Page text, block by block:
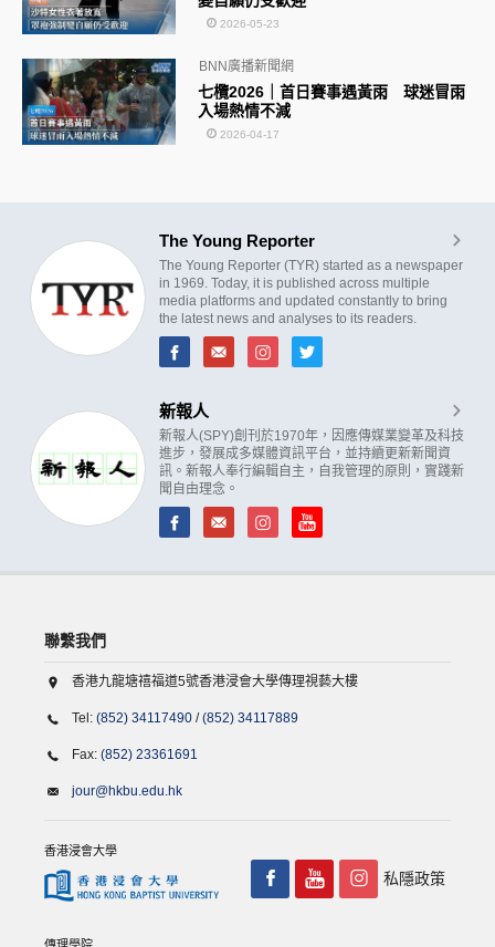
2026-05-23
七欖2026｜首日賽事遇黃雨 球迷冒雨
入場熱情不減
BNN廣播新聞網
2026-04-17
The Young Reporter
The Young Reporter (TYR) started as a newspaper
in 1969. Today, it is published across multiple
media platforms and updated constantly to bring
the latest news and analyses to its readers.
新報人
新報人(SPY)創刊於1970年，因應傳媒業變革及科技
進步，發展成多媒體資訊平台，並持續更新新聞資
訊。新報人奉行編輯自主，自我管理的原則，實踐新
聞自由理念。
聯繫我們
香港九龍塘禧福道5號香港浸會大學傳理視藝大樓
Tel: (852) 34117490 /(852) 34117889
Fax: (852) 23361691
jour@hkbu.edu.hk
香港浸會大學
私隱政策